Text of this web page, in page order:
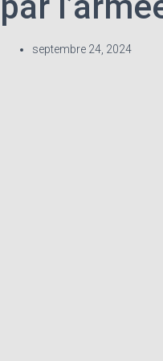
septembre 24, 2024